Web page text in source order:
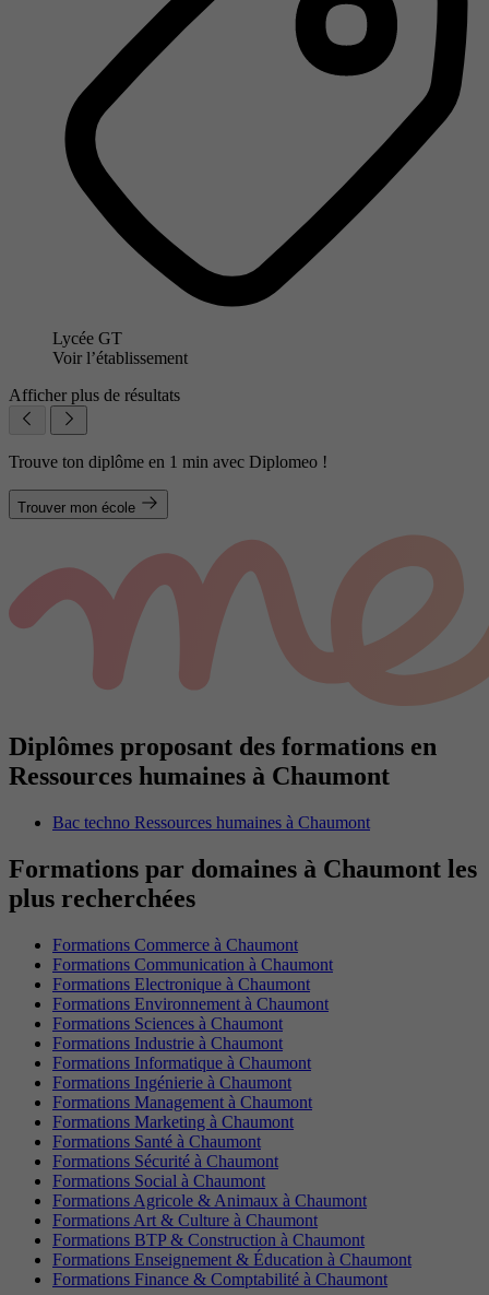
Lycée GT
Voir l’établissement
Afficher plus de résultats
Trouve ton diplôme en 1 min avec Diplomeo !
Trouver mon école
Diplômes proposant des formations en
Ressources humaines à Chaumont
Bac techno Ressources humaines à Chaumont
Formations par domaines à Chaumont les
plus recherchées
Formations Commerce à Chaumont
Formations Communication à Chaumont
Formations Electronique à Chaumont
Formations Environnement à Chaumont
Formations Sciences à Chaumont
Formations Industrie à Chaumont
Formations Informatique à Chaumont
Formations Ingénierie à Chaumont
Formations Management à Chaumont
Formations Marketing à Chaumont
Formations Santé à Chaumont
Formations Sécurité à Chaumont
Formations Social à Chaumont
Formations Agricole & Animaux à Chaumont
Formations Art & Culture à Chaumont
Formations BTP & Construction à Chaumont
Formations Enseignement & Éducation à Chaumont
Formations Finance & Comptabilité à Chaumont